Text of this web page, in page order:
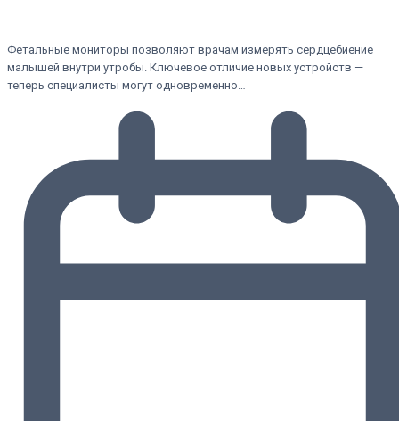
Фетальные мониторы позволяют врачам измерять сердцебиение
малышей внутри утробы. Ключевое отличие новых устройств —
теперь специалисты могут одновременно…